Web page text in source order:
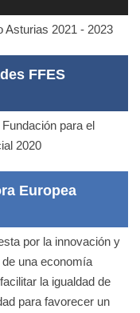
Asturias 2021 - 2023
FFES
para el
2020
Europea
por la innovación y
una economía
la igualdad de
para favorecer un